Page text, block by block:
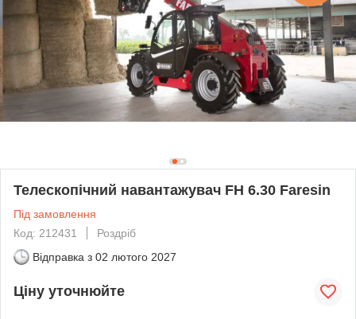
Телескопічний навантажувач FH 6.30 Faresin
Під замовлення
Код: 212431
Роздріб
Відправка з 02 лютого 2027
Ціну уточнюйте